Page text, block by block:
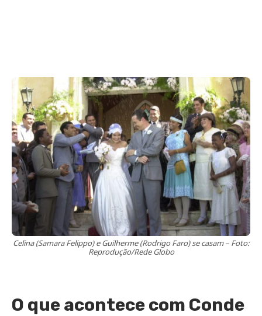
Celina (Samara Felippo) e Guilherme (Rodrigo Faro) se casam – Foto:
Reprodução/Rede Globo
O que acontece com Conde